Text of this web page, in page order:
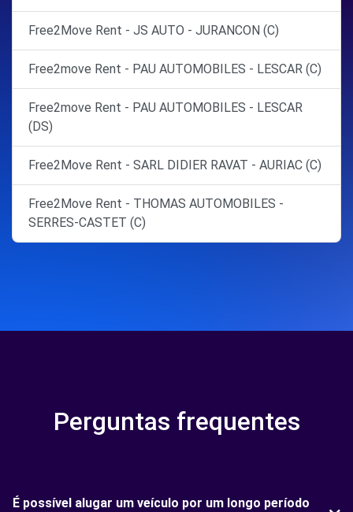
Free2Move Rent - JS AUTO - JURANCON (C)
Free2move Rent - PAU AUTOMOBILES - LESCAR (C)
Free2move Rent - PAU AUTOMOBILES - LESCAR
(DS)
Free2Move Rent - SARL DIDIER RAVAT - AURIAC (C)
Free2Move Rent - THOMAS AUTOMOBILES -
SERRES-CASTET (C)
Perguntas frequentes
É possível alugar um veículo por um longo período